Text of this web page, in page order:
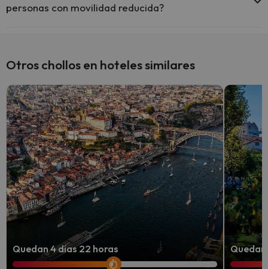
personas con movilidad reducida?
Otros chollos en hoteles similares
Quedan 4 días 22 horas